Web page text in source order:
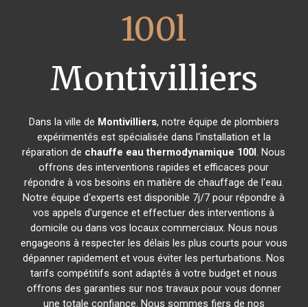
100l
Montivilliers
Dans la ville de Montivilliers, notre équipe de plombiers
expérimentés est spécialisée dans l'installation et la
réparation de chauffe eau thermodynamique 100l. Nous
offrons des interventions rapides et efficaces pour
répondre à vos besoins en matière de chauffage de l'eau.
Notre équipe d'experts est disponible 7j/7 pour répondre à
vos appels d'urgence et effectuer des interventions à
domicile ou dans vos locaux commerciaux. Nous nous
engageons à respecter les délais les plus courts pour vous
dépanner rapidement et vous éviter les perturbations. Nos
tarifs compétitifs sont adaptés à votre budget et nous
offrons des garanties sur nos travaux pour vous donner
une totale confiance. Nous sommes fiers de nos